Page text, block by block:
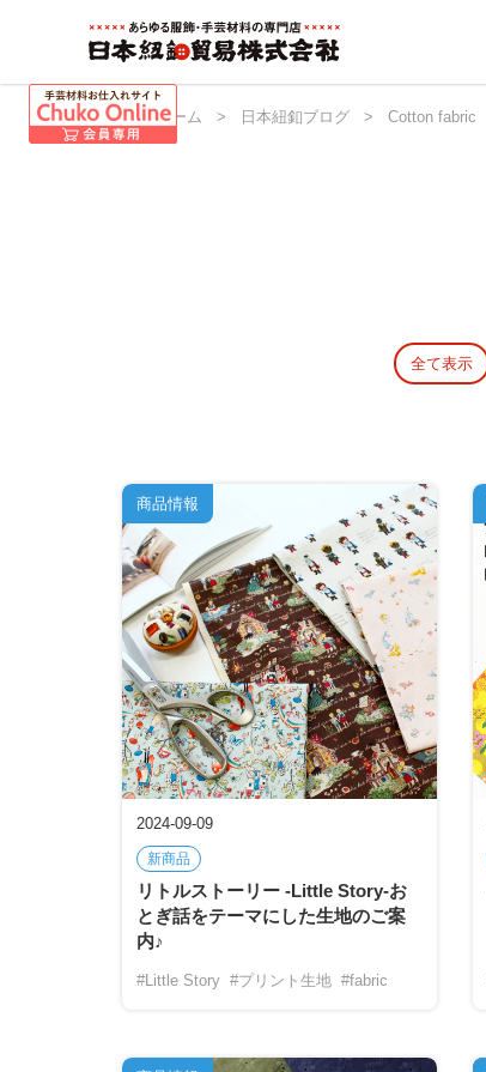
日本紐釦 ホーム > 日本紐釦ブログ > Cotton fabric
全て表示
2024-09-09
新商品
リトルストーリー -Little Story-お
とぎ話をテーマにした生地のご案
内♪
#Little Story #プリント生地 #fabric
商品情報